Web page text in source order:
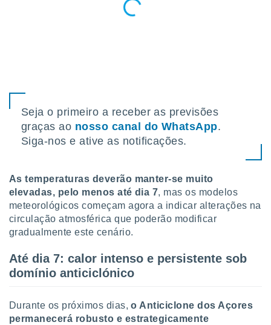
cookies
cookies,
site
caso,
para
Seja o primeiro a receber as previsões
graças ao nosso canal do WhatsApp.
Siga-nos e ative as notificações.
As temperaturas deverão manter-se muito
elevadas, pelo menos até dia 7, mas os modelos
meteorológicos começam agora a indicar alterações na
circulação atmosférica que poderão modificar
gradualmente este cenário.
Até dia 7: calor intenso e persistente sob
domínio anticiclónico
Durante os próximos dias,o Anticiclone dos Açores
permanecerá robusto e estrategicamente